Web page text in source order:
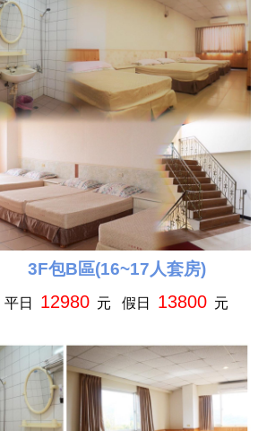
3F包B區(16~17人套房)
平日 12980 元 假日 13800 元